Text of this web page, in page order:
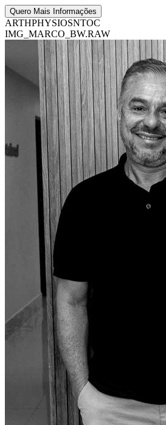
Quero Mais Informações
ARTHPHYSIOSNTOC
IMG_MARCO_BW.RAW